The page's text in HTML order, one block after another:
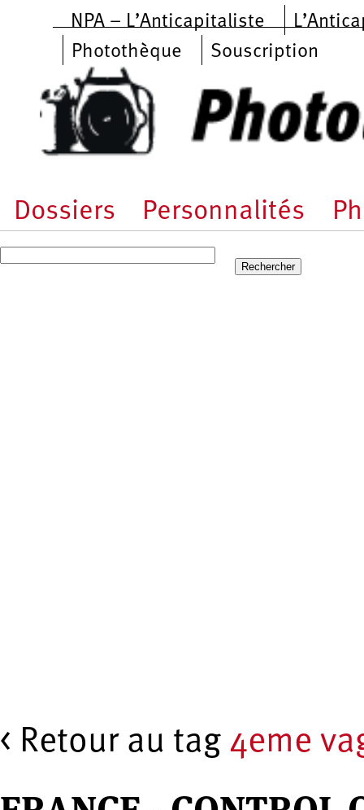
Aller au contenu principal
NPA – L’Anticapitaliste
Photothèque
Souscription
Dossiers Personnalités
< Retour au tag 4eme